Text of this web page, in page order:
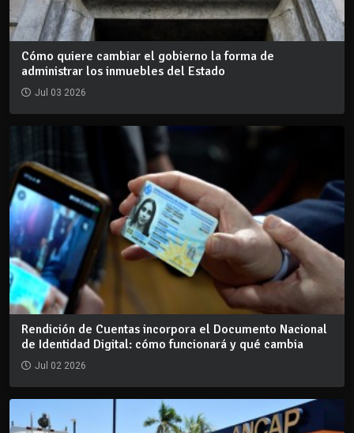
Cómo quiere cambiar el gobierno la forma de
administrar los inmuebles del Estado
Jul 03 2026
Rendición de Cuentas incorpora el Documento Nacional
de Identidad Digital: cómo funcionará y qué cambia
Jul 02 2026